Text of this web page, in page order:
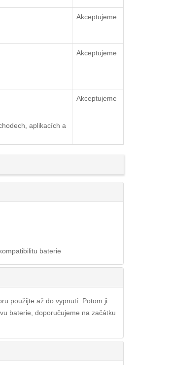
Akceptujeme
Akceptujeme
aplikacích a
Akceptujeme
baterie
použijte až do vypnutí. Potom ji
baterie, doporučujeme na začátku